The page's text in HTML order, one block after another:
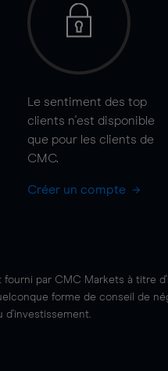
Le sentiment des top
clients n'est disponible
que pour les clients de
CMC.
Créer un compte
fourni par CMC Markets à titre
forme de conseil de
d'investissement.